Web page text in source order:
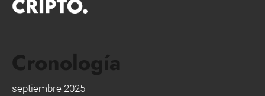
Cronología
septiembre 2025